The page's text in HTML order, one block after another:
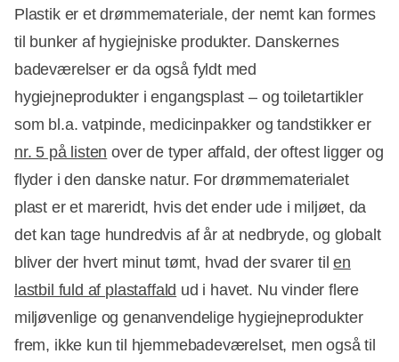
Plastik er et drømmemateriale, der nemt kan formes
til bunker af hygiejniske produkter. Danskernes
badeværelser er da også fyldt med
hygiejneprodukter i engangsplast – og toiletartikler
som bl.a. vatpinde, medicinpakker og tandstikker er
nr. 5 på listen over de typer affald, der oftest ligger og
flyder i den danske natur. For drømmematerialet
plast er et mareridt, hvis det ender ude i miljøet, da
det kan tage hundredvis af år at nedbryde, og globalt
bliver der hvert minut tømt, hvad der svarer tilen
lastbil fuld af plastaffald ud i havet. Nu vinder flere
miljøvenlige og genanvendelige hygiejneprodukter
frem, ikke kun til hjemmebadeværelset, men også til